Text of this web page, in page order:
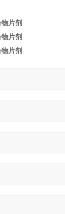
片剂
片剂
片剂